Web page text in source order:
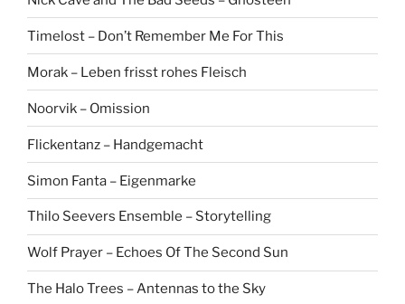
Timelost – Don’t Remember Me For This
Morak – Leben frisst rohes Fleisch
Noorvik – Omission
Flickentanz – Handgemacht
Simon Fanta – Eigenmarke
Thilo Seevers Ensemble – Storytelling
Wolf Prayer – Echoes Of The Second Sun
The Halo Trees – Antennas to the Sky